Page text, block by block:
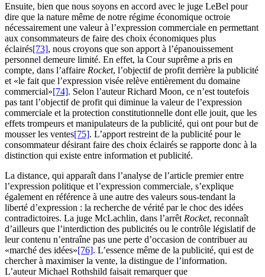
Ensuite, bien que nous soyons en accord avec le juge LeBel pour
dire que la nature même de notre régime économique octroie
nécessairement une valeur à l’expression commerciale en permettant
aux consommateurs de faire des choix économiques plus
éclairés[73], nous croyons que son apport à l’épanouissement
personnel demeure limité. En effet, la Cour suprême a pris en
compte, dans l’affaire Rocket, l’objectif de profit derrière la publicité
et «le fait que l’expression visée relève entièrement du domaine
commercial»[74]. Selon l’auteur Richard Moon, ce n’est toutefois
pas tant l’objectif de profit qui diminue la valeur de l’expression
commerciale et la protection constitutionnelle dont elle jouit, que les
effets trompeurs et manipulateurs de la publicité, qui ont pour but de
mousser les ventes[75]. L’apport restreint de la publicité pour le
consommateur désirant faire des choix éclairés se rapporte donc à la
distinction qui existe entre information et publicité.
La distance, qui apparaît dans l’analyse de l’article premier entre
l’expression politique et l’expression commerciale, s’explique
également en référence à une autre des valeurs sous-tendant la
liberté d’expression : la recherche de vérité par le choc des idées
contradictoires. La juge McLachlin, dans l’arrêt Rocket, reconnaît
d’ailleurs que l’interdiction des publicités ou le contrôle législatif de
leur contenu n’entraîne pas une perte d’occasion de contribuer au
«marché des idées»[76]. L’essence même de la publicité, qui est de
chercher à maximiser la vente, la distingue de l’information.
L’auteur Michael Rothshild faisait remarquer que